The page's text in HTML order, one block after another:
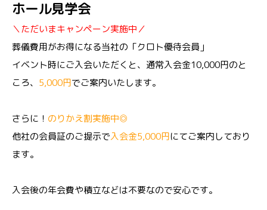
ホール見学会
＼ただいまキャンペーン実施中／
葬儀費用がお得になる当社の「クロト優待会員」
イベント時にご入会いただくと、通常入会金10,000円のと
ころ、 5,000円でご案内いたします。
さらに！ のりかえ割実施中◎
他社の会員証のご提示で入会金5,000円にてご案内しており
ます。
入会後の年会費や積立などは不要なので安心です。